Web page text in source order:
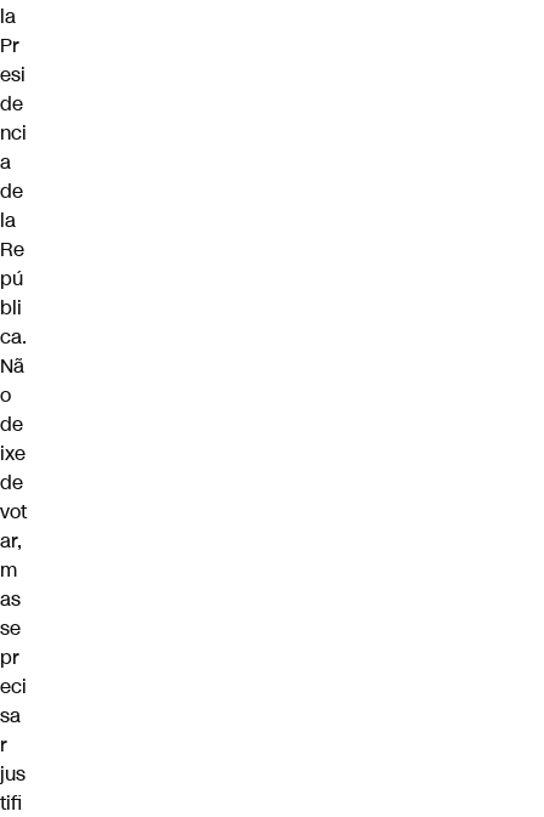
la
Pr
esi
de
nci
a
de
la
Re
pú
bli
ca.
Nã
o
de
ixe
de
vot
ar,
m
as
se
pr
eci
sa
r
jus
tifi